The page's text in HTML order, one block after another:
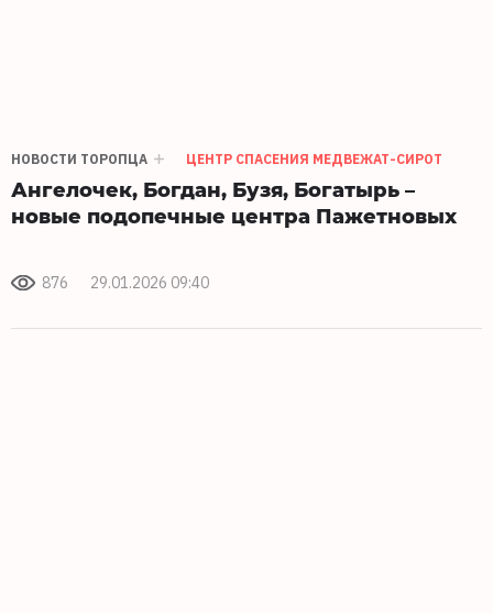
НОВОСТИ ТОРОПЦА ЦЕНТР СПАСЕНИЯ МЕДВЕЖАТ-СИРОТ
Ангелочек, Богдан, Бузя, Богатырь –
новые подопечные центра Пажетновых
876 29.01.2026 09:40